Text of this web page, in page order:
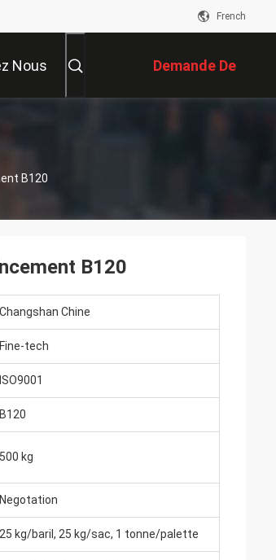
French
Nous Demande De
Soumission
B120
B120
Changshan Chine
Fine-tech
ISO9001
B120
500 kg
Negotation
25 kg/baril, 25 kg/sac, 1 tonne/palette